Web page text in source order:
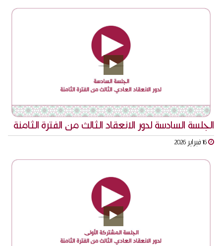
الجلسة السادسة لدور الانعقاد الثالث من الفترة الثامنة
16 فبراير 2026